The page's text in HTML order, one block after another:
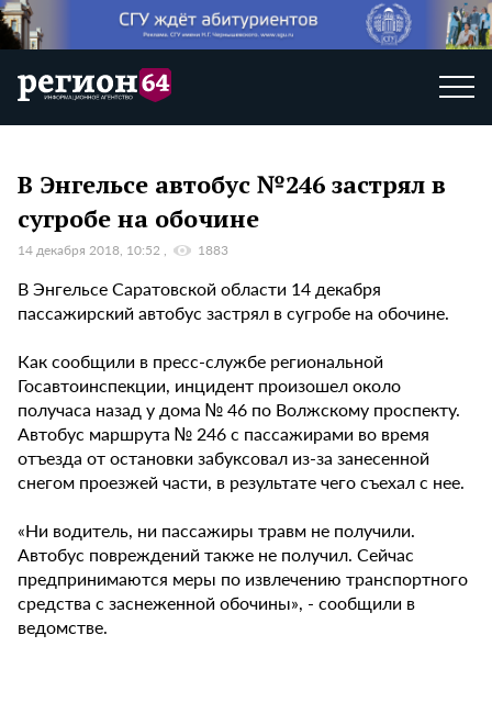
В Энгельсе автобус №246 застрял в
сугробе на обочине
14 декабря 2018, 10:52 1883
В Энгельсе Саратовской области 14 декабря
пассажирский автобус застрял в сугробе на обочине.
Как сообщили в пресс-службе региональной
Госавтоинспекции, инцидент произошел около
получаса назад у дома № 46 по Волжскому проспекту.
Автобус маршрута № 246 с пассажирами во время
отъезда от остановки забуксовал из-за занесенной
снегом проезжей части, в результате чего съехал с нее.
«Ни водитель, ни пассажиры травм не получили.
Автобус повреждений также не получил. Сейчас
предпринимаются меры по извлечению транспортного
средства с заснеженной обочины», - сообщили в
ведомстве.